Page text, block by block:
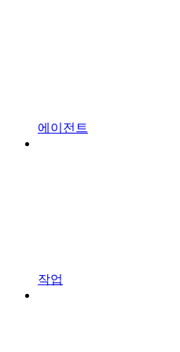
에이전트
작업